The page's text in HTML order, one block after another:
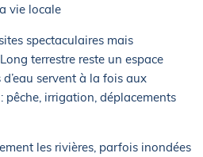
vie locale
spectaculaires mais
terrestre reste un espace
servent à la fois aux
irrigation, déplacements
les rivières, parfois inondées